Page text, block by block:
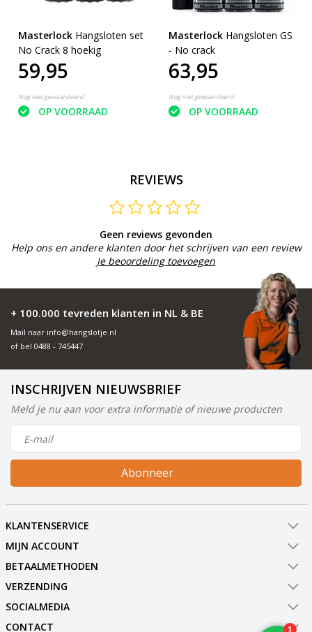
Masterlock Hangsloten set
No Crack 8 hoekig
59,95
Nog niet gewaardeerd
OP VOORRAAD
Masterlock Hangsloten GS
- No crack
63,95
Nog niet gewaardeerd
OP VOORRAAD
REVIEWS
Geen reviews gevonden
Help ons en andere klanten door het schrijven van een review
Je beoordeling toevoegen
+ 100.000 tevreden klanten in NL & BE
Mail naar info@hangslotje.nl
of bel 0488 - 745447
INSCHRIJVEN NIEUWSBRIEF
Meld je nu aan voor extra informatie of nieuwe producten
Abonneer
KLANTENSERVICE
MIJN ACCOUNT
BETAALMETHODEN
VERZENDING
SOCIALMEDIA
CONTACT